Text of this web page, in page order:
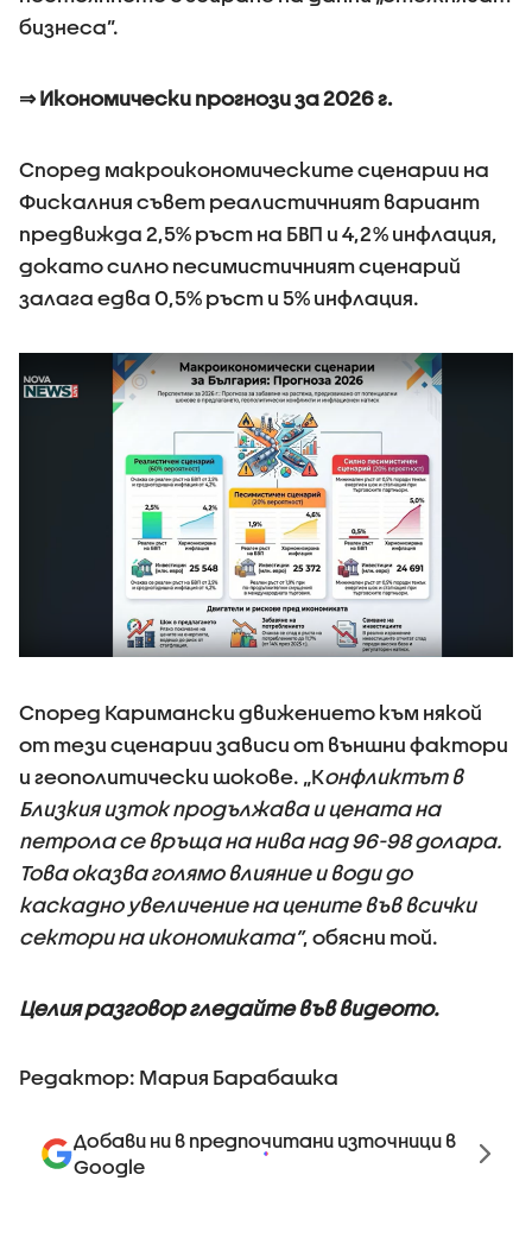
бизнеса”.
⇒ Икономически прогнози за 2026 г.
Според макроикономическите сценарии на
Фискалния съвет реалистичният вариант
предвижда 2,5% ръст на БВП и 4,2% инфлация,
докато силно песимистичният сценарий
залага едва 0,5% ръст и 5% инфлация.
Според Каримански движението към някой
от тези сценарии зависи от външни фактори
и геополитически шокове. „Конфликтът в
Близкия изток продължава и цената на
петрола се връща на нива над 96-98 долара.
Това оказва голямо влияние и води до
каскадно увеличение на цените във всички
сектори на икономиката”, обясни той.
Целия разговор гледайте във видеото.
Редактор: Мария Барабашка
Добави ни в предпочитани източници в
Google